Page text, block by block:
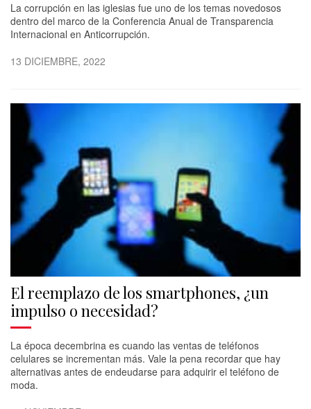
La corrupción en las iglesias fue uno de los temas novedosos
dentro del marco de la Conferencia Anual de Transparencia
Internacional en Anticorrupción.
13 DICIEMBRE, 2022
El reemplazo de los smartphones, ¿un
impulso o necesidad?
La época decembrina es cuando las ventas de teléfonos
celulares se incrementan más. Vale la pena recordar que hay
alternativas antes de endeudarse para adquirir el teléfono de
moda.